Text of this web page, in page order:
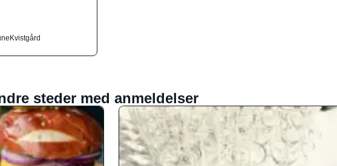
Kvistgård
steder med anmeldelser